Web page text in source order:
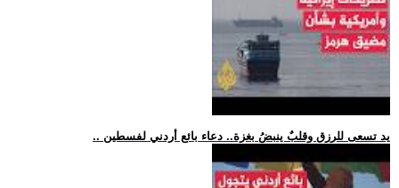
.. يد تسعى للرزق وقلبٌ ينبضُ بغزة.. دعاء بائع أردني لفسطين